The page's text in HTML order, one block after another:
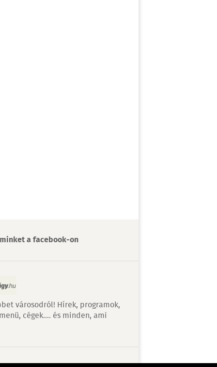
a facebook-on
városodról! Hírek, programok,
cégek…. és minden, ami